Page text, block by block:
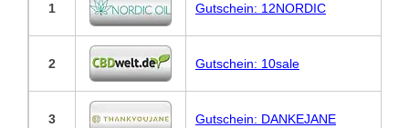
1 Gutschein: 12NORDIC
2 Gutschein: 10sale
3 Gutschein: DANKEJANE